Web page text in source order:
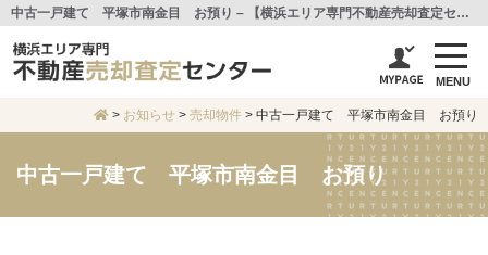
中古一戸建て 平塚市南金目 お預り – 【横浜エリア専門不動産売却査定センター】センチュリー21アイ建設
MENU
> お知らせ > 売却物件 > 中古一戸建て 平塚市南金目 お預り
中古一戸建て 平塚市南金目 お預り